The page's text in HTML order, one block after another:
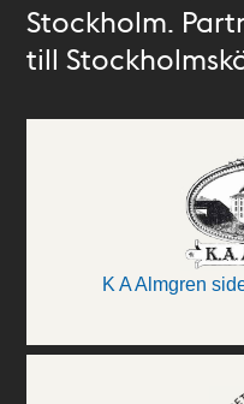
Stockholm.
till
K A Almgren